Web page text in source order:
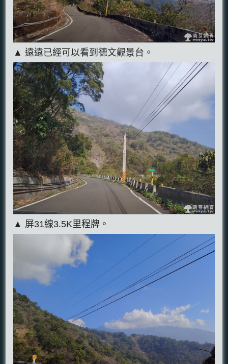
▲ 遠遠已經可以看到德文觀景台。
▲ 屏31線3.5K里程牌。